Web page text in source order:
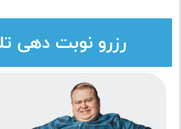
رزرو نوبت دهی